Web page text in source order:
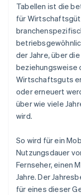
Tabellen ist die
für
der Jahre, über
beziehungsweise
Wirtschaftsguts
oder erneuert
über wie viele
wird.
So wird für ein
Nutzungsdauer
Fernseher, einen
Jahre. Der
für eines dieser